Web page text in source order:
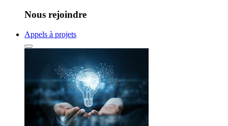
Nous rejoindre
Appels à projets